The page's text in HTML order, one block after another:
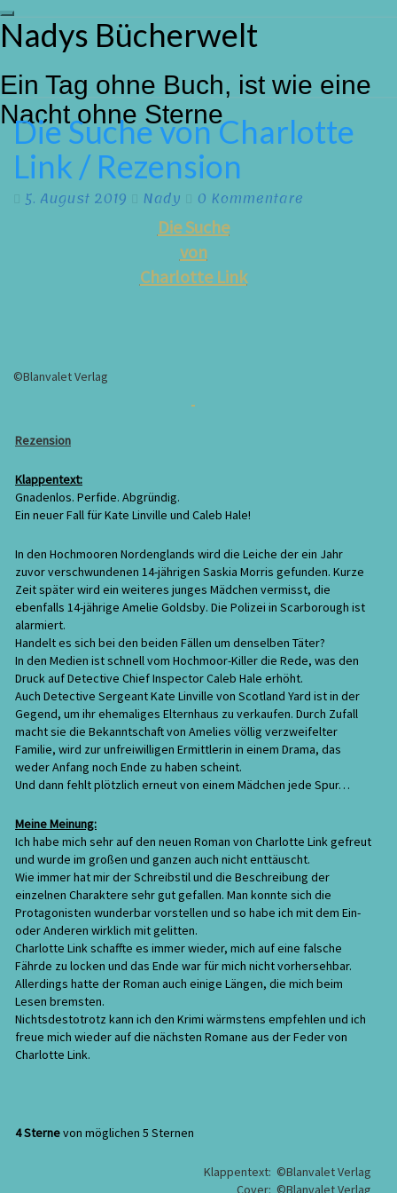
Skip
to
Toggle
navigation
Nadys Bücherwelt
Ein Tag ohne Buch, ist wie eine
Nacht ohne Sterne
Die
Suche
von
Charlotte
Link
Die Suche von Charlotte
Link / Rezension
5. August 2019 Nady Kommentare
0 Kommentare
Die Suche
von
Charlotte Link
©Blanvalet Verlag
Rezension
Klappentext:
Gnadenlos. Perfide. Abgründig.
Ein neuer Fall für Kate Linville und Caleb Hale!
In den Hochmooren Nordenglands wird die Leiche der ein Jahr
zuvor verschwundenen 14-jährigen Saskia Morris gefunden. Kurze
Zeit später wird ein weiteres junges Mädchen vermisst, die
ebenfalls 14-jährige Amelie Goldsby. Die Polizei in Scarborough ist
alarmiert.
Handelt es sich bei den beiden Fällen um denselben Täter?
In den Medien ist schnell vom Hochmoor-Killer die Rede, was den
Druck auf Detective Chief Inspector Caleb Hale erhöht.
Auch Detective Sergeant Kate Linville von Scotland Yard ist in der
Gegend, um ihr ehemaliges Elternhaus zu verkaufen. Durch Zufall
macht sie die Bekanntschaft von Amelies völlig verzweifelter
Familie, wird zur unfreiwilligen Ermittlerin in einem Drama, das
weder Anfang noch Ende zu haben scheint.
Und dann fehlt plötzlich erneut von einem Mädchen jede Spur…
Meine Meinung:
Ich habe mich sehr auf den neuen Roman von Charlotte Link gefreut
und wurde im großen und ganzen auch nicht enttäuscht.
Wie immer hat mir der Schreibstil und die Beschreibung der
einzelnen Charaktere sehr gut gefallen. Man konnte sich die
Protagonisten wunderbar vorstellen und so habe ich mit dem Ein-
oder Anderen wirklich mit gelitten.
Charlotte Link schaffte es immer wieder, mich auf eine falsche
Fährde zu locken und das Ende war für mich nicht vorhersehbar.
Allerdings hatte der Roman auch einige Längen, die mich beim
Lesen bremsten.
Nichtsdestotrotz kann ich den Krimi wärmstens empfehlen und ich
freue mich wieder auf die nächsten Romane aus der Feder von
Charlotte Link.
4 Sternevon möglichen 5 Sternen
Klappentext: ©Blanvalet Verlag
Cover: ©Blanvalet Verlag